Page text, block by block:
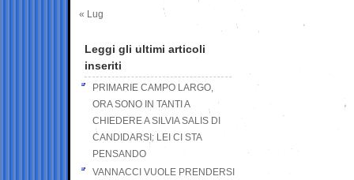
« Lug
Leggi gli ultimi articoli
inseriti
PRIMARIE CAMPO LARGO,
ORA SONO IN TANTI A
CHIEDERE A SILVIA SALIS DI
CANDIDARSI: LEI CI STA
PENSANDO
VANNACCI VUOLE PRENDERSI